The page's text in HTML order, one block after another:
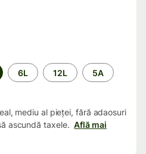
6L 12L 5A
mediu al pieței, fără adaosuri
ascundă taxele. Află mai